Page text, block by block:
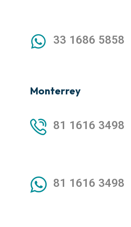
33 1686 5858
Monterrey
81 1616 3498
81 1616 3498